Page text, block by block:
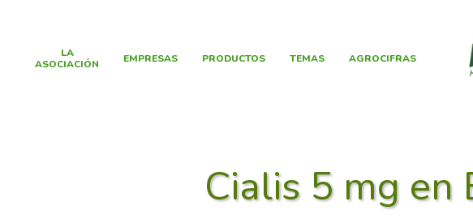
LA
ASOCIACIÓN
EMPRESAS PRODUCTOS TEMAS AGROCIFRAS
Cialis 5 mg en